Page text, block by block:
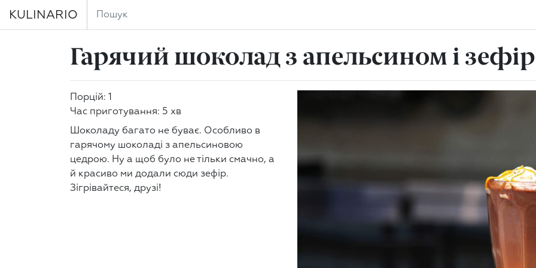
KULINARIO
Гарячий шоколад з апельсином і
Порцій: 1
Час приготування: 5 хв
Шоколаду багато не буває. Особливо в
гарячому шоколаді з апельсиновою
цедрою. Ну а щоб було не тільки смачно, а
й красиво ми додали сюди зефір.
Зігрівайтеся, друзі!